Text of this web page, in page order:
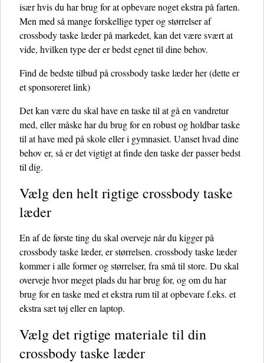
især hvis du har brug for at opbevare noget ekstra på farten.
Men med så mange forskellige typer og størrelser af
crossbody taske læder på markedet, kan det være svært at
vide, hvilken type der er bedst egnet til dine behov.
Find de bedste tilbud på crossbody taske læder her(dette er
et sponsoreret link)
Det kan være du skal have en taske til at gå en vandretur
med, eller måske har du brug for en robust og holdbar taske
til at have med på skole eller i gymnasiet. Uanset hvad dine
behov er, så er det vigtigt at finde den taske der passer bedst
til dig.
Vælg den helt rigtige crossbody taske
læder
En af de første ting du skal overveje når du kigger på
crossbody taske læder, er størrelsen. crossbody taske læder
kommer i alle former og størrelser, fra små til store. Du skal
overveje hvor meget plads du har brug for, og om du har
brug for en taske med et ekstra rum til at opbevare f.eks. et
ekstra sæt tøj eller en laptop.
Vælg det rigtige materiale til din
crossbody taske læder